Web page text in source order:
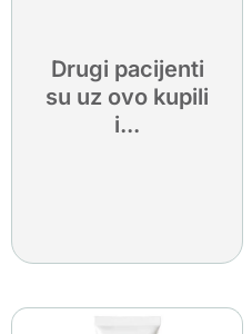
Drugi pacijenti
su uz ovo kupili
i...